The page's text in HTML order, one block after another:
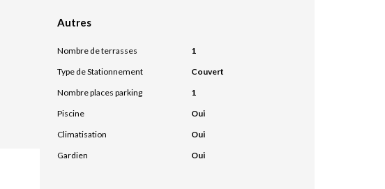
Autres
Nombre de terrasses
1
Type de Stationnement
Couvert
Nombre places parking
1
Piscine
Oui
Climatisation
Oui
Gardien
Oui